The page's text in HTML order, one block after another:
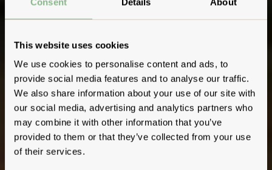
This website uses cookies
We use cookies to personalise content and ads, to
provide social media features and to analyse our traffic.
We also share information about your use of our site with
our social media, advertising and analytics partners who
may combine it with other information that you’ve
provided to them or that they’ve collected from your use
of their services.